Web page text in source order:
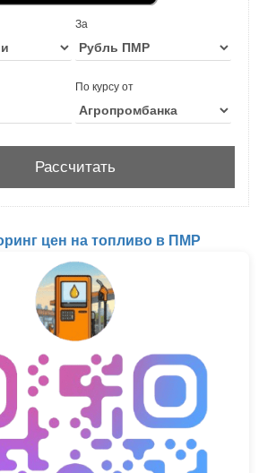
За
По курсу от
цен на топливо в ПМР